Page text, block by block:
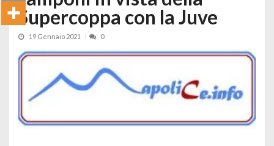
Supercoppa con la Juve
19 Gennaio 2021 0